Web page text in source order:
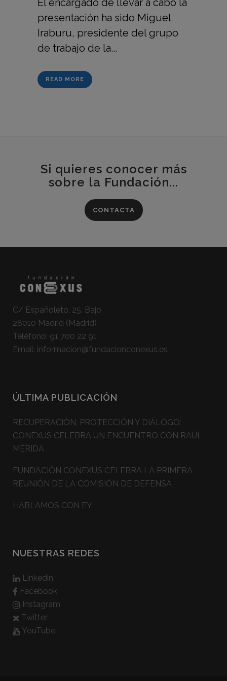
presentación ha sido Miguel
Iraburu, presidente del grupo
de trabajo de la...
READ MORE
Si quieres conocer más
sobre la Fundación...
CONTACTA
C/ Españoleto, 25, Bajo
28010 Madrid (Madrid)
Teléfono: 91 700 22 91
Email: informacion@fundacionconexus.es
ÚLTIMA PUBLICACIÓN
RECUPERACIÓN, PROTECCIÓN Y DIÁLOGO:
CONEXUS CELEBRA UN ENCUENTRO CON RAÚL
MÉRIDA
FUNDACIÓN CONEXUS CELEBRA LA PRIMERA
REUNIÓN DE LA COMISIÓN DE DEFENSA
HABLAMOS CON EY
NUESTRAS REDES
Linkedin
Facebook
Instagram
Twitter
YouTube